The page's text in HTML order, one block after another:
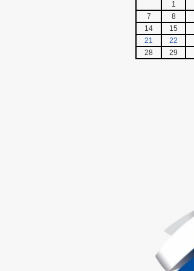
1
7
8
14
15
21
22
28
29